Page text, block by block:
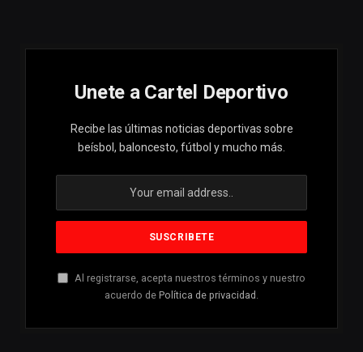
Unete a Cartel Deportivo
Recibe las últimas noticias deportivas sobre
beísbol, baloncesto, fútbol y mucho más.
Al registrarse, acepta nuestros términos y nuestro
acuerdo de Política de privacidad .